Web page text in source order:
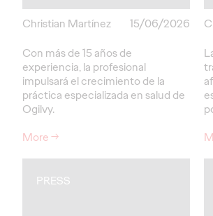
Christian Martínez
15/06/2026
Con más de 15 años de
experiencia, la profesional
impulsará el crecimiento de la
práctica especializada en salud de
Ogilvy.
More→
PRESS